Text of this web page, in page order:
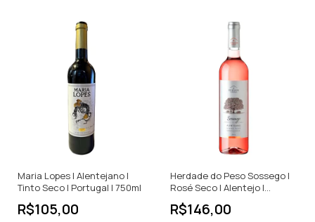
Maria Lopes | Alentejano |
Tinto Seco | Portugal | 750ml
R$105,00
Herdade do Peso Sossego |
Rosé Seco | Alentejo |
Portugal | 750ml
R$146,00